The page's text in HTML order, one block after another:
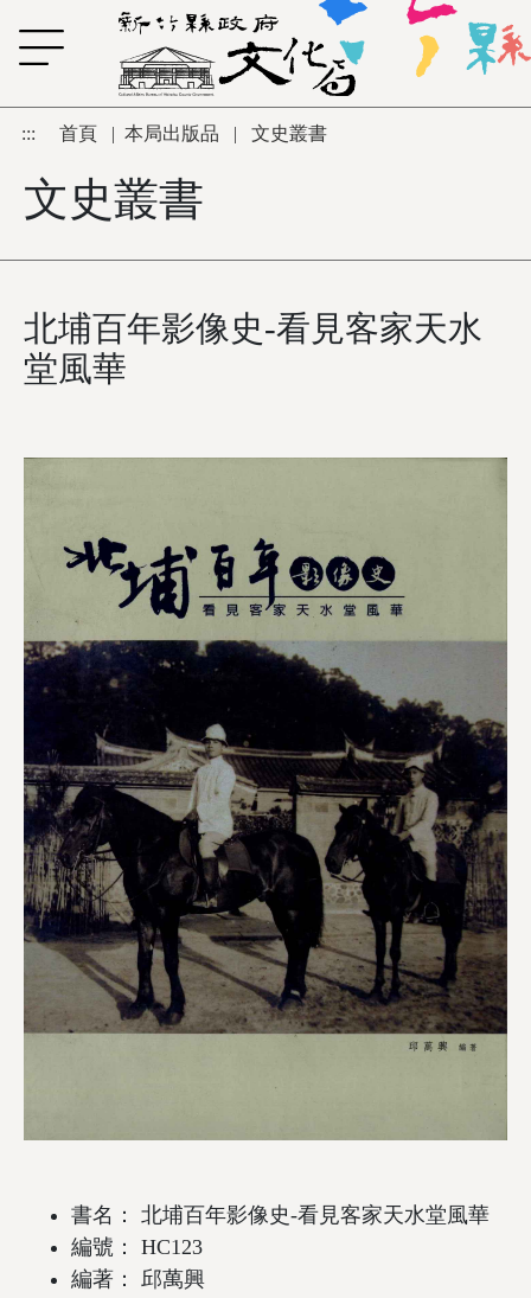
跳到主要內容區塊
::: 首頁 | 本局出版品 | 文史叢書
文史叢書
北埔百年影像史-看見客家天水
堂風華
書名： 北埔百年影像史-看見客家天水堂風華
編號： HC123
編著： 邱萬興